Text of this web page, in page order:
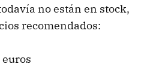
no están en stock,
recomendados: